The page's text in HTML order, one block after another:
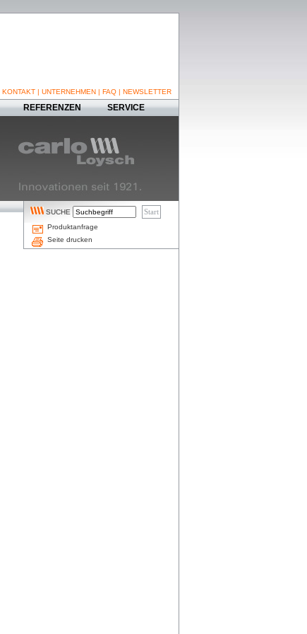
KONTAKT | UNTERNEHMEN | FAQ | NEWSLETTER
REFERENZEN
SERVICE
SUCHE
Produktanfrage
Seite drucken